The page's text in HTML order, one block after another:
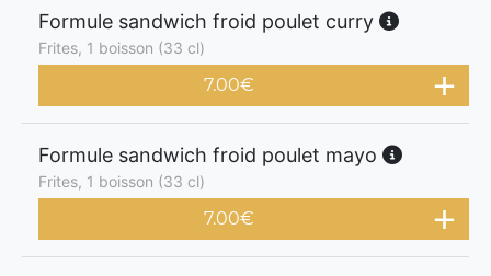
Formule sandwich froid poulet curry
Frites, 1 boisson (33 cl)
7.00€
Formule sandwich froid poulet mayo
Frites, 1 boisson (33 cl)
7.00€